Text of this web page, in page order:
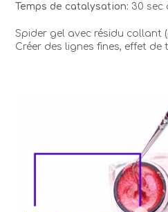
Temps de catalysation: 30 sec
Spider gel avec résidu collant
Créer des lignes fines, effet de